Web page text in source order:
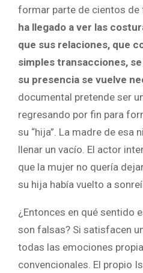
formar parte de cientos de
ha llegado a ver las
que sus relaciones, que
simples transacciones,
su presencia se vuelve
documental pretende ser
regresando por fin para
su “hija”. La madre de esa
llenar un vacío. El actor
que la mujer no quería
su hija había vuelto a
¿Entonces en qué sentido
son falsas? Si satisfacen
todas las emociones
convencionales. El propio